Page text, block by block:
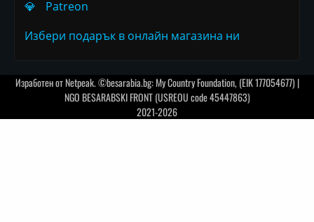
💎
Patreon
Избери подарък в онлайн магазина ни
Изработен отNetpeak. ©besarabia.bg: My Country Foundation, (EIK 177054677) |
NGO BESARABSKI FRONT (USREOU code 45447863)
2021-2026